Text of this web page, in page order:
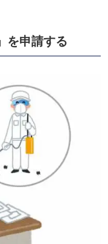
を申請する